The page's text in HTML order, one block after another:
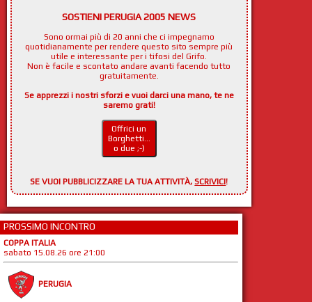
SOSTIENI PERUGIA 2005 NEWS
Sono ormai più di 20 anni che ci impegnamo
quotidianamente per rendere questo sito sempre più
utile e interessante per i tifosi del Grifo.
Non è facile e scontato andare avanti facendo tutto
gratuitamente.
Se apprezzi i nostri sforzi e vuoi darci una mano, te ne
saremo grati!
Offrici un
Borghetti...
o due ;-)
SE VUOI PUBBLICIZZARE LA TUA ATTIVITÀ,SCRIVICI!
PROSSIMO INCONTRO
COPPA ITALIA
sabato 15.08.26 ore 21:00
PERUGIA